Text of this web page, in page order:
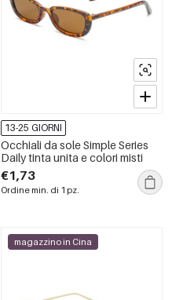
13-25 GIORNI
Occhiali da sole Simple Series
Daily tinta unita e colori misti
€1,73
Ordine min. di 1 pz.
magazzino in Cina